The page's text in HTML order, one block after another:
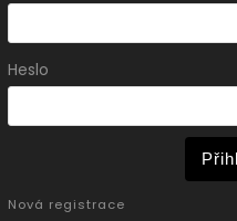
Heslo
Nová registrace